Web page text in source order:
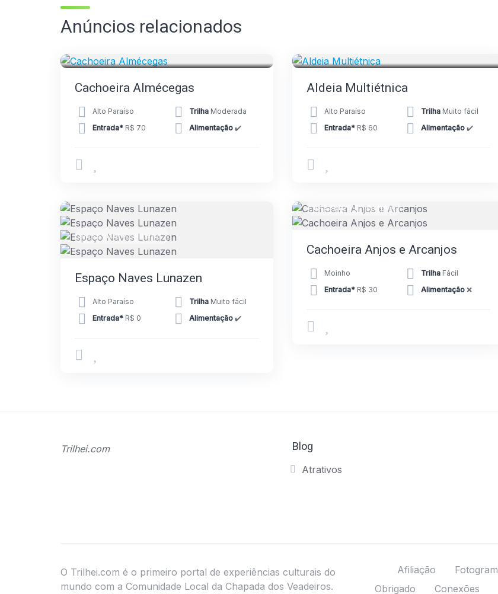
Anúncios relacionados
Cachoeira Almécegas
Alto Paraíso Trilha Moderada
Entrada* R$ 70 Alimentação ✔️
Aldeia Multiétnica
Alto Paraíso TrilhaMuito fácil
Entrada*R$ 60 Alimentação✔️
PASSEIOS E TRILHAS
Espaço Naves Lunazen
Alto Paraíso Trilha Muito fácil
Entrada* R$ 0 Alimentação ✔️
PASSEIOS E TRILHAS
Cachoeira Anjos e Arcanjos
Moinho TrilhaFácil
Entrada*R$ 30 Alimentação❌
Trilhei.com Blog
Atrativos
O Trilhei.com é o primeiro portal de experiências culturais do
mundo com a Comunidade Local da Chapada dos Veadeiros.
Afiliação Fotogram
Obrigado
Conexões